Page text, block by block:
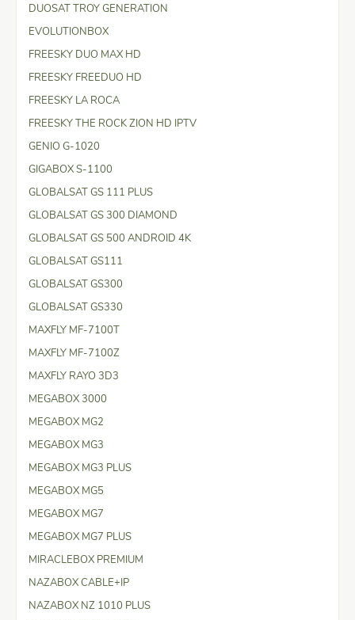
DUOSAT TROY GENERATION
EVOLUTIONBOX
FREESKY DUO MAX HD
FREESKY FREEDUO HD
FREESKY LA ROCA
FREESKY THE ROCK ZION HD IPTV
GENIO G-1020
GIGABOX S-1100
GLOBALSAT GS 111 PLUS
GLOBALSAT GS 300 DIAMOND
GLOBALSAT GS 500 ANDROID 4K
GLOBALSAT GS111
GLOBALSAT GS300
GLOBALSAT GS330
MAXFLY MF-7100T
MAXFLY MF-7100Z
MAXFLY RAYO 3D3
MEGABOX 3000
MEGABOX MG2
MEGABOX MG3
MEGABOX MG3 PLUS
MEGABOX MG5
MEGABOX MG7
MEGABOX MG7 PLUS
MIRACLEBOX PREMIUM
NAZABOX CABLE+IP
NAZABOX NZ 1010 PLUS